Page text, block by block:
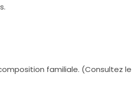
familiale. (Consultez le